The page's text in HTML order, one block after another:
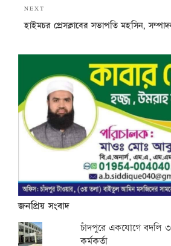
Next
Post
NEXT
হাইমচর প্রেসক্লাবের সভাপতি মহসিন,
জনপ্রিয় সংবাদ
চাঁদপুরে একযোগে বদলি
কর্মকর্তা